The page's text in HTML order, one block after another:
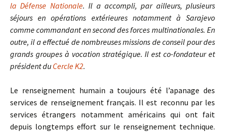
la Défense Nationale. Il a accompli, par ailleurs, plusieurs
séjours en opérations extérieures notamment à Sarajevo
comme commandant en second des forces multinationales. En
outre, il a effectué de nombreuses missions de conseil pour des
grands groupes à vocation stratégique. Il est co-fondateur et
président du Cercle K2.
Le renseignement humain a toujours été l’apanage des
services de renseignement français. Il est reconnu par les
services étrangers notamment américains qui ont fait
depuis longtemps effort sur le renseignement technique.